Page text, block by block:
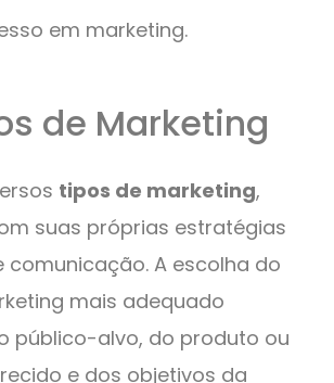
em marketing.
de Marketing
tipos de marketing,
suas próprias estratégias
comunicação. A escolha do
mais adequado
público-alvo, do produto ou
e dos objetivos da